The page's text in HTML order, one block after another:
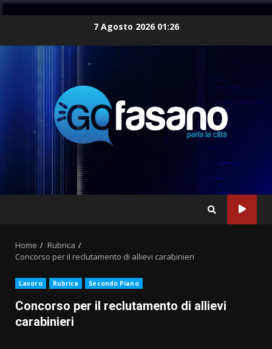
7 Agosto 2026 01:26
Home
Rubrica
Concorso per il reclutamento di allievi carabinieri
Lavoro Rubrica Secondo Piano
Concorso per il reclutamento di allievi
carabinieri